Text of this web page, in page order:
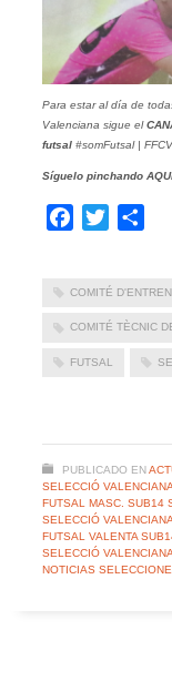
Para estar al día de
Valenciana sigue el
futsal#somFutsal |
Síguelo pinchando
Facebook
Twitter
COMITÉ
COMITÉ TÈCNIC
FUTSAL
PUBLICADO EN
SELECCIÓ VALENCIANA
FUTSAL MASC. SUB14
SELECCIÓ VALENCIANA
FUTSAL VALENTA
SELECCIÓ VALENCIANA
NOTICIAS